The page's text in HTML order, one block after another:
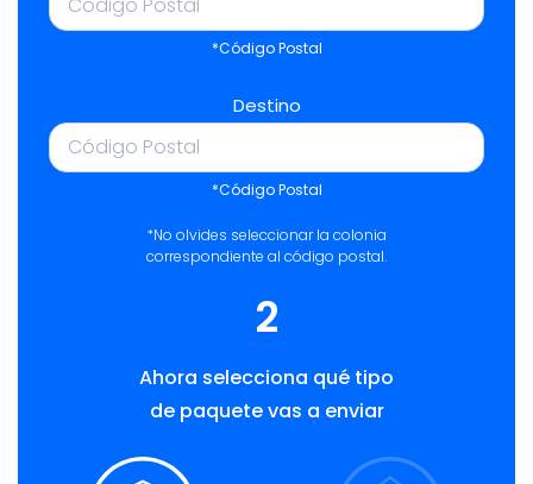
*Código Postal
Destino
*Código Postal
*No olvides seleccionar la colonia
correspondiente al código postal.
2
Ahora selecciona qué tipo
de paquete vas a enviar